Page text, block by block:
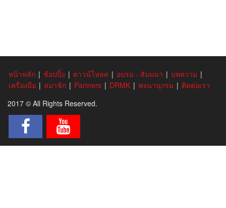
หน้าหลัก | ช้อปปิ้ง | ดาวน์โหลด | อบรม - สัมมนา | บทความ |
เครื่องมือ | สมาชิก | Partners | DRMK | พจนานุกรม | ติดต่อเรา
2017 © All Rights Reserved.